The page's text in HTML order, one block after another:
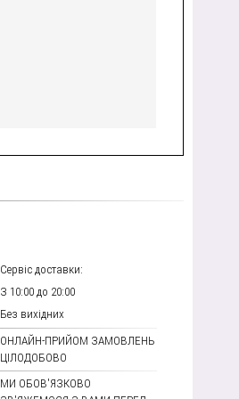
Сервіс доставки:
З 10:00 до 20:00
Без вихідних
ОНЛАЙН-ПРИЙОМ ЗАМОВЛЕНЬ
ЦІЛОДОБОВО
МИ ОБОВ'ЯЗКОВО